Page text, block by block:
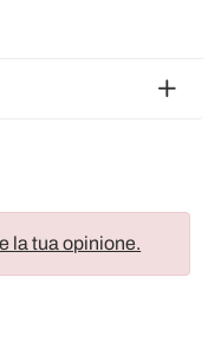
la tua opinione.